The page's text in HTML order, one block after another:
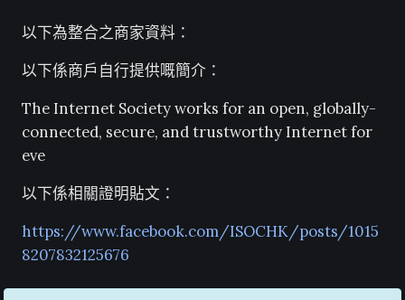
以下為整合之商家資料：
以下係商戶自行提供嘅簡介：
The Internet Society works for an open, globally-
connected, secure, and trustworthy Internet for
eve
以下係相關證明貼文：
https://www.facebook.com/ISOCHK/posts/1015
8207832125676